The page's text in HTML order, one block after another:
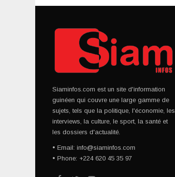
Siaminfos.com est un site d'information
guinéen qui couvre une large gamme de
sujets, tels que la politique, l'économie, les
interviews, la culture, le sport, la santé et
les dossiers d'actualité.
• Email: info@siaminfos.com
• Phone: +224 620 45 35 97